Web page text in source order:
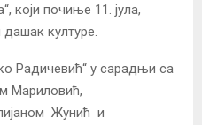
који почиње 11. јула,
културе.
Радичевић“ у сарадњи са
Мариловић,
Жунић и